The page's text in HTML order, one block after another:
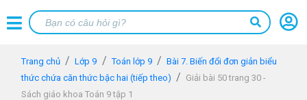
Trang chủ Lớp 9 Toán lớp 9
Bài 7. Biến đổi đơn giản biểu
thức chứa căn thức bậc hai (tiếp theo)
Giải bài 50 trang 30 -
Sách giáo khoa Toán 9 tập 1